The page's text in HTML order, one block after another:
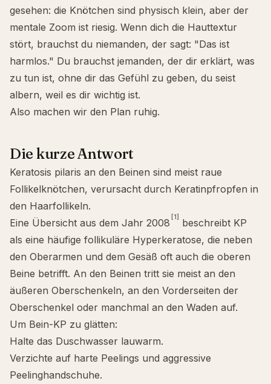
gesehen: die Knötchen sind physisch klein, aber der
mentale Zoom ist riesig. Wenn dich die Hauttextur
stört, brauchst du niemanden, der sagt: "Das ist
harmlos." Du brauchst jemanden, der dir erklärt, was
zu tun ist, ohne dir das Gefühl zu geben, du seist
albern, weil es dir wichtig ist.
Also machen wir den Plan ruhig.
Die kurze Antwort
Keratosis pilaris an den Beinen sind meist raue
Follikelknötchen, verursacht durch Keratinpfropfen in
den Haarfollikeln.
Eine Übersicht aus dem Jahr 2008 [1] beschreibt KP
als eine häufige follikuläre Hyperkeratose, die neben
den Oberarmen und dem Gesäß oft auch die oberen
Beine betrifft. An den Beinen tritt sie meist an den
äußeren Oberschenkeln, an den Vorderseiten der
Oberschenkel oder manchmal an den Waden auf.
Um Bein-KP zu glätten:
Halte das Duschwasser lauwarm.
Verzichte auf harte Peelings und aggressive
Peelinghandschuhe.